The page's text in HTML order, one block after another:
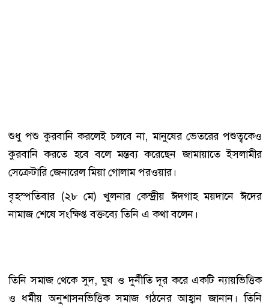
শুধু পশু কুরবানি করলেই চলবে না, মানুষের ভেতরের পশুত্বকেও
কুরবানি করতে হবে বলে মন্তব্য করেছেন জামায়াতে ইসলামীর
সেক্রেটারি জেনারেল মিয়া গোলাম পরওয়ার।
বৃহস্পতিবার (২৮ মে) খুলনার কেন্দ্রীয় ঈদগাহ ময়দানে ঈদের
নামাজ শেষে সংক্ষিপ্ত বক্তব্যে তিনি এ কথা বলেন।
তিনি সমাজ থেকে সুদ, ঘুষ ও দুর্নীতি দূর করে একটি ন্যায়ভিত্তিক
ও ধর্মীয় অনুশাসনভিত্তিক সমাজ গঠনের আহ্বান জানান। তিনি